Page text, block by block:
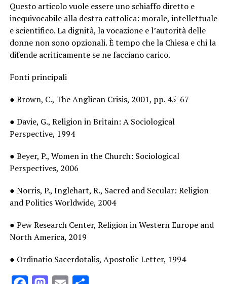
Questo articolo vuole essere uno schiaffo diretto e
inequivocabile alla destra cattolica: morale, intellettuale
e scientifico. La dignità, la vocazione e l’autorità delle
donne non sono opzionali. È tempo che la Chiesa e chi la
difende acriticamente se ne facciano carico.
Fonti principali
● Brown, C., The Anglican Crisis, 2001, pp. 45-67
● Davie, G., Religion in Britain: A Sociological
Perspective, 1994
● Beyer, P., Women in the Church: Sociological
Perspectives, 2006
● Norris, P., Inglehart, R., Sacred and Secular: Religion
and Politics Worldwide, 2004
● Pew Research Center, Religion in Western Europe and
North America, 2019
● Ordinatio Sacerdotalis, Apostolic Letter, 1994